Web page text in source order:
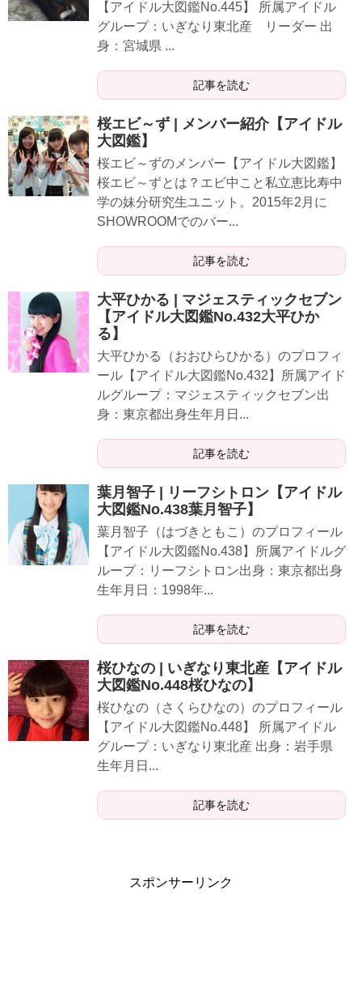
【アイドル大図鑑No.445】 所属アイドル
グループ：いぎなり東北産 リーダー 出
身：宮城県 ...
記事を読む
桜エビ～ず | メンバー紹介【アイドル
大図鑑】
桜エビ～ずのメンバー【アイドル大図鑑】
桜エビ～ずとは？エビ中こと私立恵比寿中
学の妹分研究生ユニット。2015年2月に
SHOWROOMでのバー...
記事を読む
大平ひかる | マジェスティックセブン
【アイドル大図鑑No.432大平ひか
る】
大平ひかる（おおひらひかる）のプロフィ
ール【アイドル大図鑑No.432】所属アイド
ルグループ：マジェスティックセブン出
身：東京都出身生年月日...
記事を読む
葉月智子 | リーフシトロン【アイドル
大図鑑No.438葉月智子】
葉月智子（はづきともこ）のプロフィール
【アイドル大図鑑No.438】所属アイドルグ
ループ：リーフシトロン出身：東京都出身
生年月日：1998年...
記事を読む
桜ひなの | いぎなり東北産【アイドル
大図鑑No.448桜ひなの】
桜ひなの（さくらひなの）のプロフィール
【アイドル大図鑑No.448】 所属アイドル
グループ：いぎなり東北産 出身：岩手県
生年月日...
記事を読む
スポンサーリンク